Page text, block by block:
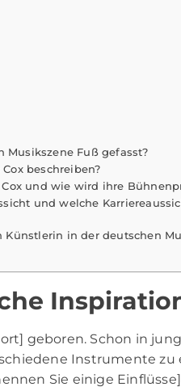
Musikszene Fuß gefasst?
beschreiben?
und wie wird ihre
und welche
Künstlerin in der deutschen
geboren. Schon in
Instrumente zu
Sie einige